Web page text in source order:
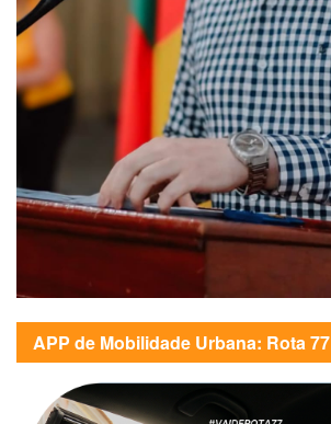
APP de Mobilidade Urbana: Rota 77